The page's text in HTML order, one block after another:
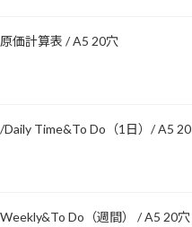
価計算表 / A5 20穴
Daily Time&To Do（1日）/ A5 20
Do（週間） / A5 20穴